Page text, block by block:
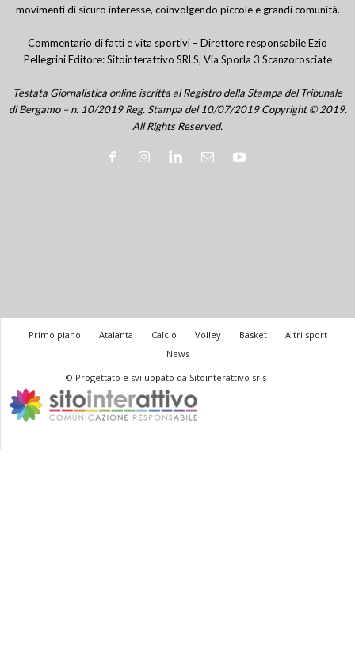
movimenti di sicuro interesse, coinvolgendo piccole e grandi comunità.
Commentario di fatti e vita sportivi – Direttore responsabile Ezio
Pellegrini Editore: Sitointerattivo SRLS, Via Sporla 3 Scanzorosciate
Testata Giornalistica online iscritta al Registro della Stampa del Tribunale
di Bergamo – n. 10/2019 Reg. Stampa del 10/07/2019 Copyright © 2019.
All Rights Reserved.
Primo piano Atalanta Calcio Volley Basket
Altri sport
News
© Progettato e sviluppato da Sitointerattivo srls